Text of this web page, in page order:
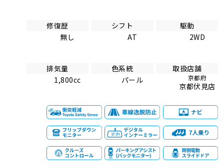
修復歴
無し
シフト
AT
駆動
2WD
排気量
1,800cc
色系統
パール
取扱店舗
京都府
京都伏見店